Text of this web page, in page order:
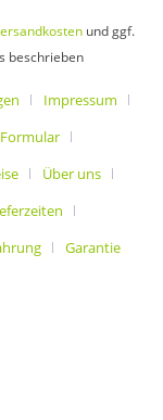
und ggf.
beschrieben
Impressum
Über uns
Garantie